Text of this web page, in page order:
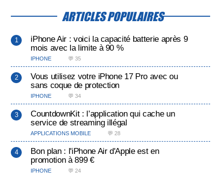
ARTICLES POPULAIRES
iPhone Air : voici la capacité batterie après 9
mois avec la limite à 90 %
IPHONE 💬 35
Vous utilisez votre iPhone 17 Pro avec ou
sans coque de protection
IPHONE 💬 34
CountdownKit : l’application qui cache un
service de streaming illégal
APPLICATIONS MOBILE 💬 28
Bon plan : l'iPhone Air d'Apple est en
promotion à 899 €
IPHONE 💬 24